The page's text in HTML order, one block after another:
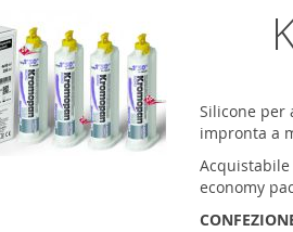
Silicone per
impronta a
economy